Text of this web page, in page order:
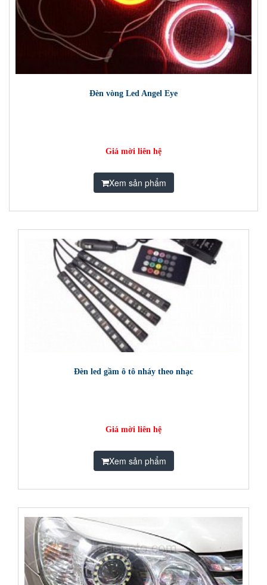
Đèn vòng Led Angel Eye
Giá mời liên hệ
Xem sản phẩm
Đèn led gầm ô tô nháy theo nhạc
Giá mời liên hệ
Xem sản phẩm